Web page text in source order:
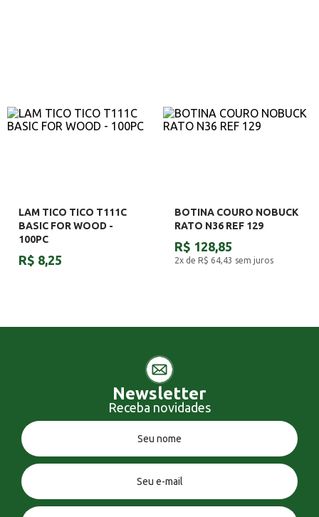
LAM TICO TICO T111C
BASIC FOR WOOD -
100PC
R$ 8,25
BOTINA COURO NOBUCK
RATO N36 REF 129
R$ 128,85
2x de R$ 64,43 sem juros
Newsletter
Receba novidades